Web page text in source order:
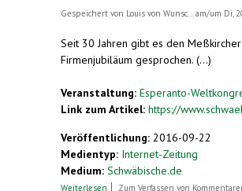
Gespeichert von Louis von Wunsc...am/um Di,
Seit 30 Jahren gibt es den
Firmenjubiläum gesprochen. (...)
Veranstaltung: Esperanto-
Link zum Artikel: https://
Veröffentlichung: 2016-09-22
Medientyp: Internet-Zeitung
Medium: Schwäbische.de
Weiterlesen über 1394 Buchtitel in 30 Jahren
Zum Verfassen von